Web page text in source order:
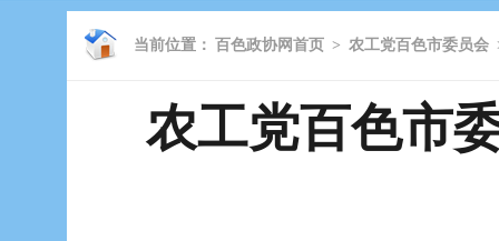
当前位置： 百色政协网首页 > 农工党百色市委员会
农工党百色市